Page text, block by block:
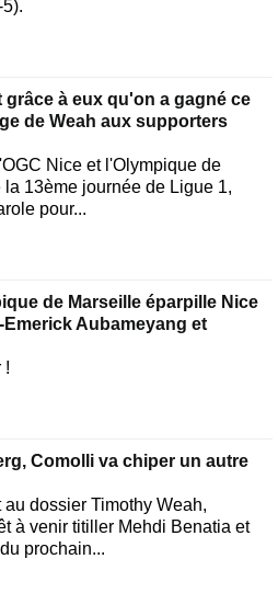
grâce à eux qu'on a gagné ce
de Weah aux supporters
Nice et l'Olympique de
13ème journée de Ligue 1,
pour...
de Marseille éparpille Nice
Aubameyang et
!
Comolli va chiper un autre
dossier Timothy Weah,
à venir titiller Mehdi Benatia et
prochain...